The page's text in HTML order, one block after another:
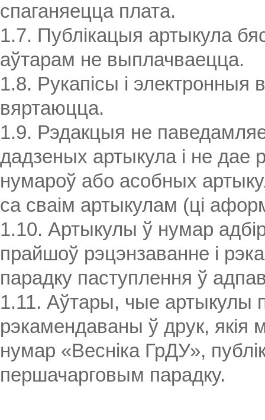
спаганяецца плата.
1.7. Публікацыя артыкула
аўтарам не выплачваецца.
1.8. Рукапісы і электронныя
вяртаюцца.
1.9. Рэдакцыя не
дадзеных артыкула і не дае
нумароў або асобных
са сваім артыкулам (ці
1.10. Артыкулы ў нумар
прайшоў рэцэнзаванне і
парадку паступлення ў
1.11. Аўтары, чые артыкулы
рэкамендаваны ў друк, якія
нумар «Весніка ГрДУ»,
першачарговым парадку.